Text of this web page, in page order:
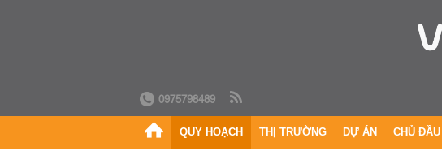
0975798489
QUY HOẠCH THỊ TRƯỜNG DỰ ÁN CHỦ